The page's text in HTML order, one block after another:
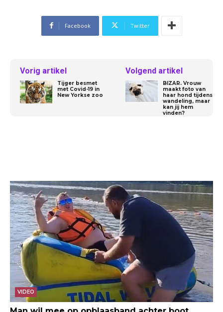
Facebook Twitter
Vorig artikel
Tijger besmet
met Covid-19 in
New Yorkse zoo
Volgend artikel
BIZAR. Vrouw
maakt foto van
haar hond tijdens
wandeling, maar
kan jij hem
vinden?
VIDEO